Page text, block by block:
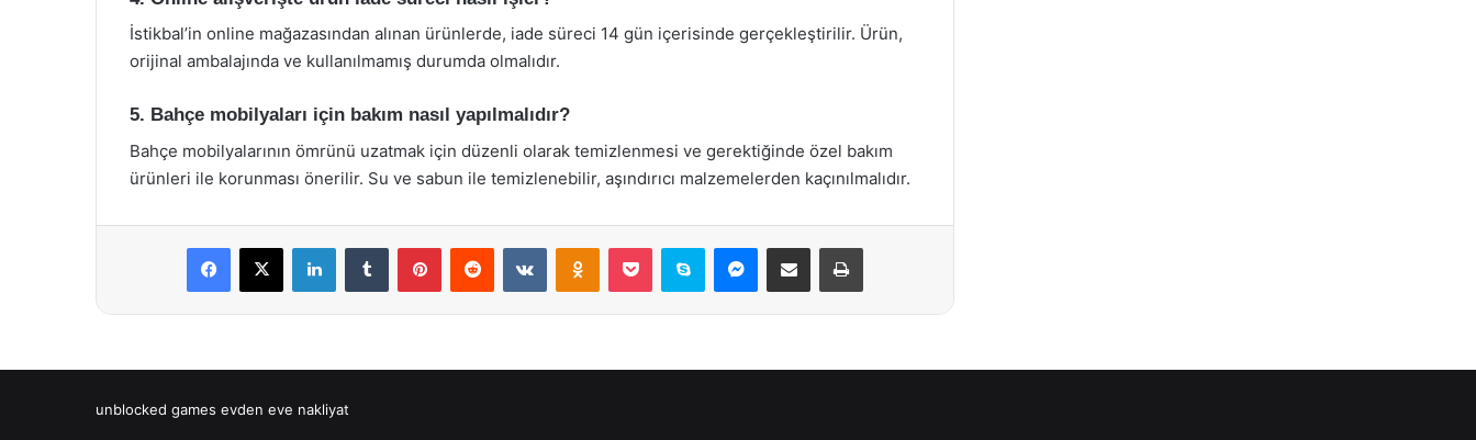
İstikbal’in online mağazasından alınan ürünlerde, iade süreci 14 gün içerisinde gerçekleştirilir. Ürün,
orijinal ambalajında ve kullanılmamış durumda olmalıdır.
5. Bahçe mobilyaları için bakım nasıl yapılmalıdır?
Bahçe mobilyalarının ömrünü uzatmak için düzenli olarak temizlenmesi ve gerektiğinde özel bakım
ürünleri ile korunması önerilir. Su ve sabun ile temizlenebilir, aşındırıcı malzemelerden kaçınılmalıdır.
Facebook
X LinkedInTumblr PinterestReddit VKontakteOdnoklassniki
Pocket Skype Messenger
E-Posta ile paylaş Yazdır
unblocked games evden eve nakliyat